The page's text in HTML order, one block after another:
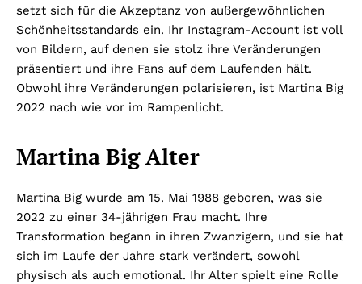
setzt sich für die Akzeptanz von außergewöhnlichen
Schönheitsstandards ein. Ihr Instagram-Account ist voll
von Bildern, auf denen sie stolz ihre Veränderungen
präsentiert und ihre Fans auf dem Laufenden hält.
Obwohl ihre Veränderungen polarisieren, ist Martina Big
2022 nach wie vor im Rampenlicht.
Martina Big Alter
Martina Big wurde am 15. Mai 1988 geboren, was sie
2022 zu einer 34-jährigen Frau macht. Ihre
Transformation begann in ihren Zwanzigern, und sie hat
sich im Laufe der Jahre stark verändert, sowohl
physisch als auch emotional. Ihr Alter spielt eine Rolle